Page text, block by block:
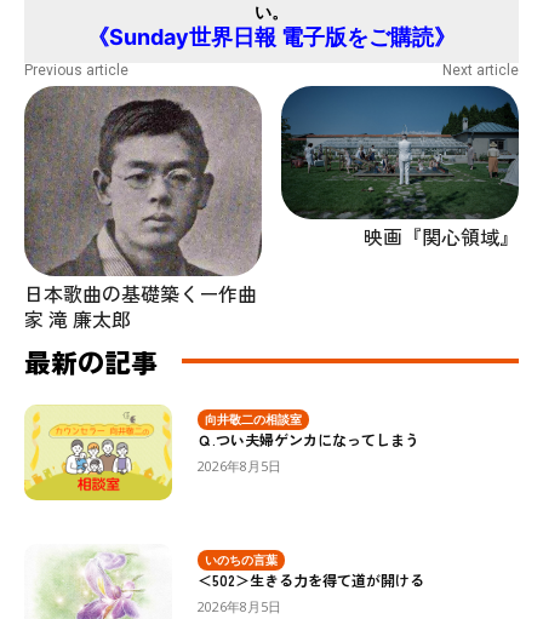
い。
《Sunday世界日報 電子版をご購読》
Previous article
日本歌曲の基礎築くー作曲
家 滝 廉太郎
Next article
映画『関心領域』
最新の記事
向井敬二の相談室
Ｑ.つい夫婦ゲンカになってしまう
2026年8月5日
いのちの言葉
＜502＞生きる力を得て道が開ける
2026年8月5日